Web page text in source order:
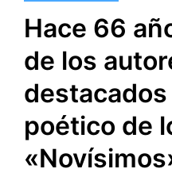
Hace 66
de los
poético de